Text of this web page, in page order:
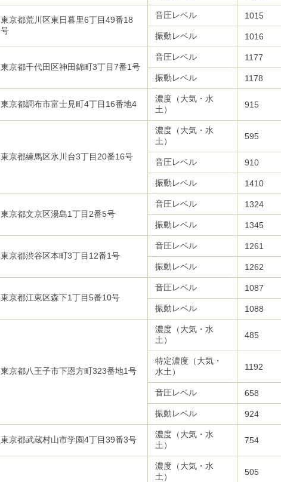
東京都荒川区東日暮里6丁目49番18
号
音圧レベル 1015
振動レベル 1016
東京都千代田区神田錦町3丁目7番1号
音圧レベル 1177
振動レベル 1178
東京都調布市富士見町4丁目16番地4
濃度（大気・水
土）
915
東京都練馬区氷川台3丁目20番16号
濃度（大気・水
土）
595
音圧レベル 910
振動レベル 1410
東京都文京区湯島1丁目2番5号
音圧レベル 1324
振動レベル 1345
東京都渋谷区本町3丁目12番1号
音圧レベル 1261
振動レベル 1262
東京都江東区森下1丁目5番10号
音圧レベル 1087
振動レベル 1088
東京都八王子市下恩方町323番地1号
濃度（大気・水
土）
485
特定濃度（大気・
水土）
1192
音圧レベル 658
振動レベル 924
東京都武蔵村山市学園4丁目39番3号
濃度（大気・水
土）
754
濃度（大気・水
土）
505